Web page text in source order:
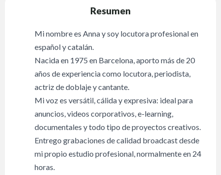
Resumen
Mi nombre es Anna y soy locutora profesional en
español y catalán.
Nacida en 1975 en Barcelona, aporto más de 20
años de experiencia como locutora, periodista,
actriz de doblaje y cantante.
Mi voz es versátil, cálida y expresiva: ideal para
anuncios, videos corporativos, e-learning,
documentales y todo tipo de proyectos creativos.
Entrego grabaciones de calidad broadcast desde
mi propio estudio profesional, normalmente en 24
horas.